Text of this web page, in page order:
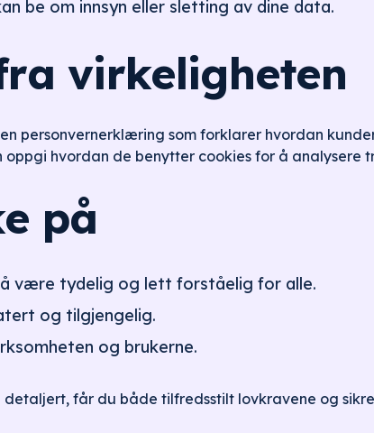
be om innsyn eller sletting av dine data.
virkeligheten
personvernerklæring som forklarer hvordan
hvordan de benytter cookies for å analysere
på
være tydelig og lett forståelig for alle.
og tilgjengelig.
og brukerne.
får du både tilfredsstilt lovkravene og